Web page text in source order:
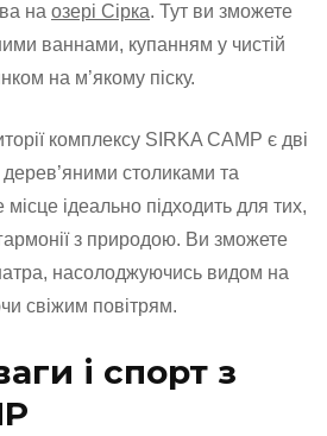
на озері Сірка. Тут ви зможете
ваннами, купанням у чистій
на м’якому піску.
комплексу SIRKA CAMP є дві
дерев’яними столиками та
ідеально підходить для тих,
з природою. Ви зможете
насолоджуючись видом на
свіжим повітрям.
і спорт з